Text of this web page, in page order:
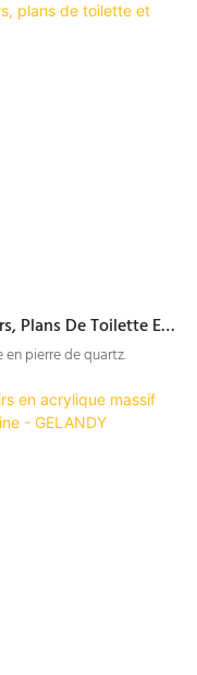
Plans De Toilette Et
pierre de quartz.